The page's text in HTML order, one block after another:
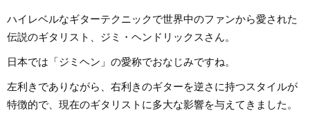
ハイレベルなギターテクニックで世界中のファンから愛された
伝説のギタリスト、ジミ・ヘンドリックスさん。
日本では「ジミヘン」の愛称でおなじみですね。
左利きでありながら、右利きのギターを逆さに持つスタイルが
特徴的で、現在のギタリストに多大な影響を与えてきました。